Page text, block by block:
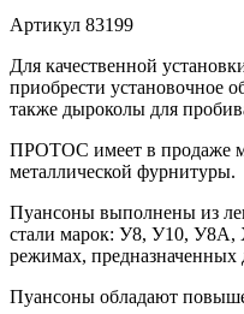
Артикул 83199
Для качественной
приобрести установочное
также дыроколы для
ПРОТОС имеет в продаже
металлической фурнитуры.
Пуансоны выполнены из
стали марок: У8, У10, У8А,
режимах, предназначенных
Пуансоны обладают